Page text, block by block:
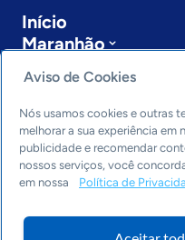
Início
Maranhão
Últimas notícias
Entre em contato
Editorias
Economia & Política
Inovação &
Aviso de Cookies
Nós usamos cookies e outras
melhorar a sua experiência em
publicidade e recomendar
nossos serviços, você
em nossa
Política de